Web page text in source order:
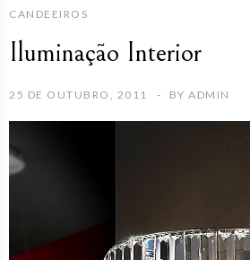
CANDEEIROS
Iluminação Interior
25 DE OUTUBRO, 2011 BY ADMIN